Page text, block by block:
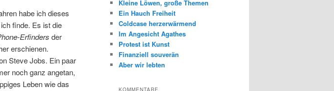
habe ich dieses
finde. Es ist die
Erfinders der
erschienen.
Steve Jobs. Ein paar
noch ganz angetan,
Leben wie das
Kleine Löwen, große Themen
Ein Hauch Freiheit
Coldcase herzerwärmend
Im Angesicht Agathes
Protest ist Kunst
Finanziell souverän
Aber wir lebten
KOMMENTARE